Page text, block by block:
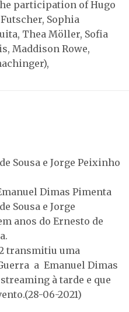
participation of Hugo
Sophia
Thea Möller, Sofia
Maddison Rowe,
Sousa e Jorge Peixinho
Dimas Pimenta
Sousa e Jorge
anos do Ernesto de
transmitiu uma
a Emanuel Dimas
à tarde e que
06-2021)